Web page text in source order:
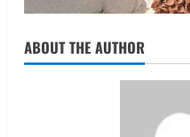
ABOUT THE AUTHOR